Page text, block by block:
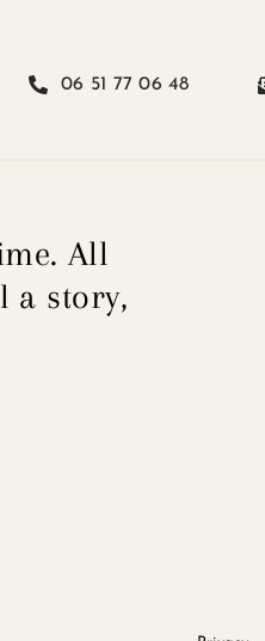
06 51 77 06 48
All
a story,